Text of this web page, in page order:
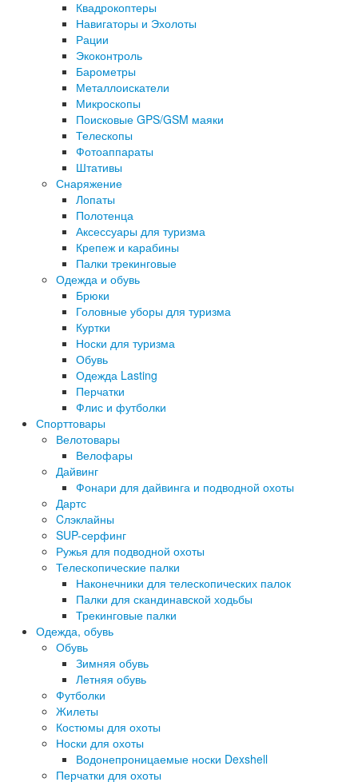
Квадрокоптеры
Навигаторы и Эхолоты
Рации
Экоконтроль
Барометры
Металлоискатели
Микроскопы
Поисковые GPS/GSM маяки
Телескопы
Фотоаппараты
Штативы
Снаряжение
Лопаты
Полотенца
Аксессуары для туризма
Крепеж и карабины
Палки трекинговые
Одежда и обувь
Брюки
Головные уборы для туризма
Куртки
Носки для туризма
Обувь
Одежда Lasting
Перчатки
Флис и футболки
Спорттовары
Велотовары
Велофары
Дайвинг
Фонари для дайвинга и подводной охоты
Дартс
Cлэклайны
SUP-серфинг
Ружья для подводной охоты
Телескопические палки
Наконечники для телескопических палок
Палки для скандинавской ходьбы
Трекинговые палки
Одежда, обувь
Обувь
Зимняя обувь
Летняя обувь
Футболки
Жилеты
Костюмы для охоты
Носки для охоты
Водонепроницаемые носки Dexshell
Перчатки для охоты